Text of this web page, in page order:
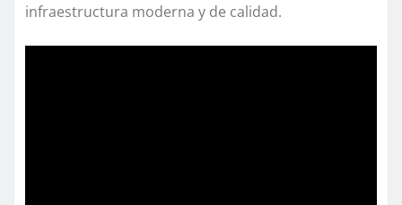
infraestructura moderna y de calidad.